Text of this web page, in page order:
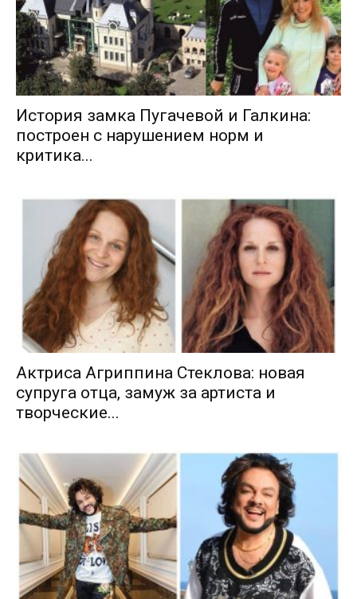
История замка Пугачевой и Галкина:
построен с нарушением норм и
критика...
Актриса Агриппина Стеклова: новая
супруга отца, замуж за артиста и
творческие...